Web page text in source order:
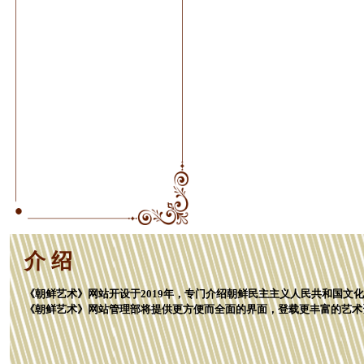
介 绍
《朝鲜艺术》网站开设于2019年，专门介绍朝鲜民主主义人民共和国文
《朝鲜艺术》网站管理部将提供更方便而全面的界面，登载更丰富的艺